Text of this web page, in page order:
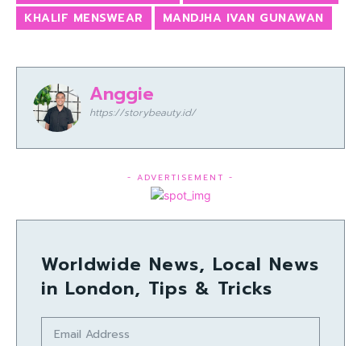
KHALIF MENSWEAR
MANDJHA IVAN GUNAWAN
Anggie
https://storybeauty.id/
- ADVERTISEMENT -
Worldwide News, Local News
in London, Tips & Tricks